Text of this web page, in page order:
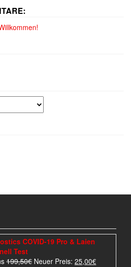
COVID-19 Pro & Laien
Test
199,50€ Ursprünglicher
Neuer Preis: 25,00€Aktueller